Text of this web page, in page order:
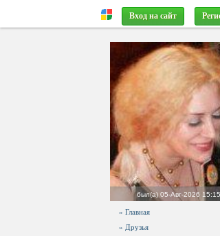
Вход на сайт
был(а) 05-Авг-2026 15:15
» Главная
» Друзья